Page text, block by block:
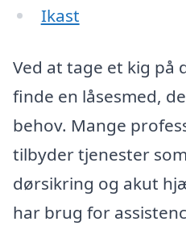
Ikast
Ved at tage et kig på
finde en låsesmed,
behov. Mange
tilbyder tjenester
dørsikring og akut
har brug for